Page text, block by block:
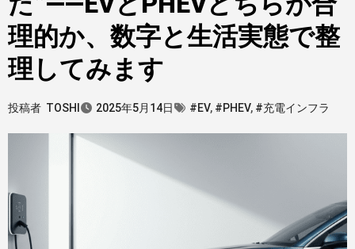
理的か、数字と生活実態で整
理してみます
投稿者 TOSHI 2025年5月14日 #EV, #PHEV, #充電インフラ